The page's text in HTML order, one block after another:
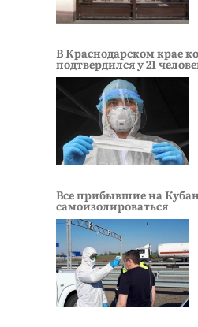
В Краснодарском крае
подтвердился у 21
Все прибывшие на
самоизолироваться